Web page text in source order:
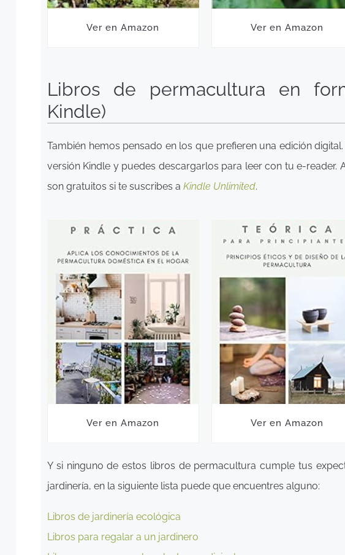
Ver en Amazon Ver en Amazon
Libros de permacultura en
Kindle)
También hemos pensado en los que prefieren una edición
versión Kindle y puedes descargarlos para leer con tu e-
son gratuitos si te suscribes a Kindle Unlimited.
Ver en Amazon Ver en Amazon
Y si ninguno de estos libros de permacultura cumple tus
jardinería, en la siguiente lista puede que encuentres alguno:
Libros de jardinería ecológica
Libros para regalar a un jardinero